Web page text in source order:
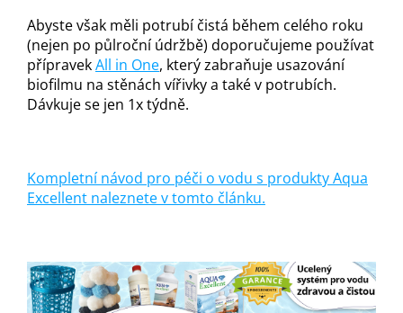
Abyste však měli potrubí čistá během celého roku
(nejen po půlroční údržbě) doporučujeme používat
přípravekAll in One, který zabraňuje usazování
biofilmu na stěnách vířivky a také v potrubích.
Dávkuje se jen 1x týdně.
Kompletní návod pro péči o vodu s produkty Aqua
Excellent naleznete v tomto článku.